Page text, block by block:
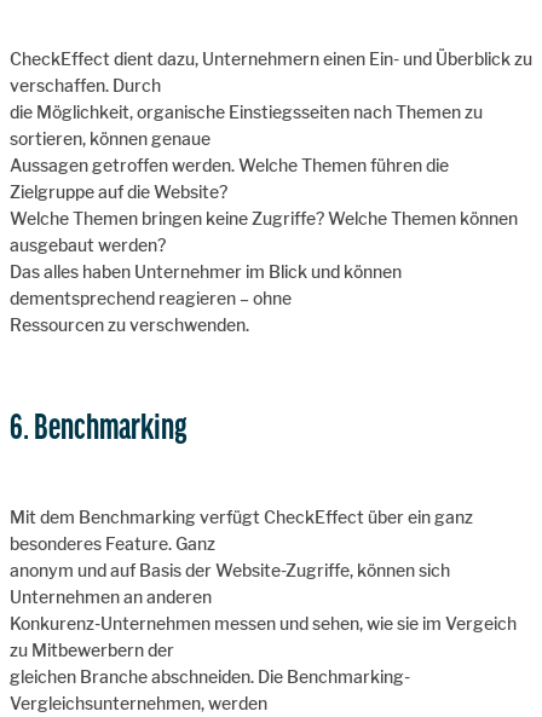
CheckEffect dient dazu, Unternehmern einen Ein- und Überblick zu
verschaffen. Durch
die Möglichkeit, organische Einstiegsseiten nach Themen zu
sortieren, können genaue
Aussagen getroffen werden. Welche Themen führen die
Zielgruppe auf die Website?
Welche Themen bringen keine Zugriffe? Welche Themen können
ausgebaut werden?
Das alles haben Unternehmer im Blick und können
dementsprechend reagieren – ohne
Ressourcen zu verschwenden.
6. Benchmarking
Mit dem Benchmarking verfügt CheckEffect über ein ganz
besonderes Feature. Ganz
anonym und auf Basis der Website-Zugriffe, können sich
Unternehmen an anderen
Konkurenz-Unternehmen messen und sehen, wie sie im Vergeich
zu Mitbewerbern der
gleichen Branche abschneiden. Die Benchmarking-
Vergleichsunternehmen, werden